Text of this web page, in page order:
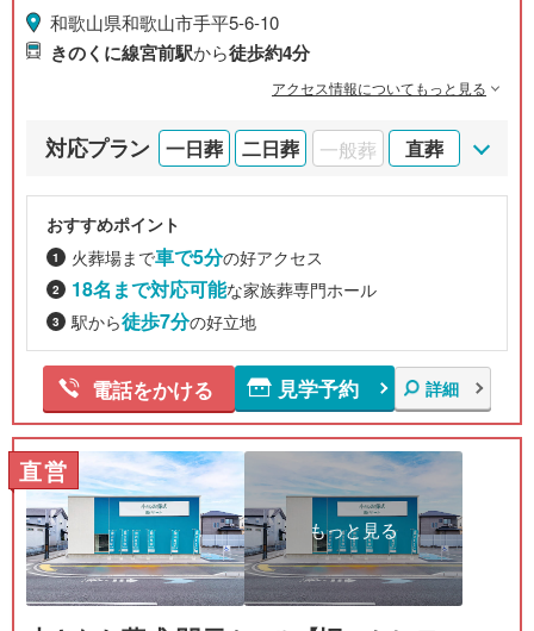
和歌山県和歌山市手平5-6-10
きのくに線宮前駅から徒歩約4分
アクセス情報についてもっと見る
対応プラン 一日葬 二日葬 一般葬 直葬
おすすめポイント
火葬場まで車で5分の好アクセス
18名まで対応可能な家族葬専門ホール
駅から徒歩7分の好立地
電話をかける 見学予約 詳細
直営
もっと見る